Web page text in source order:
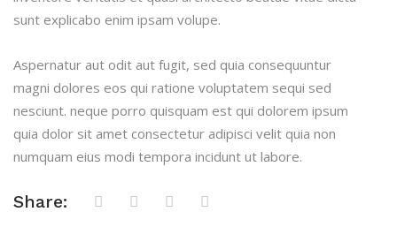
sunt explicabo enim ipsam volupe.
Aspernatur aut odit aut fugit, sed quia consequuntur
magni dolores eos qui ratione voluptatem sequi sed
nesciunt. neque porro quisquam est qui dolorem ipsum
quia dolor sit amet consectetur adipisci velit quia non
numquam eius modi tempora incidunt ut labore.
Share: